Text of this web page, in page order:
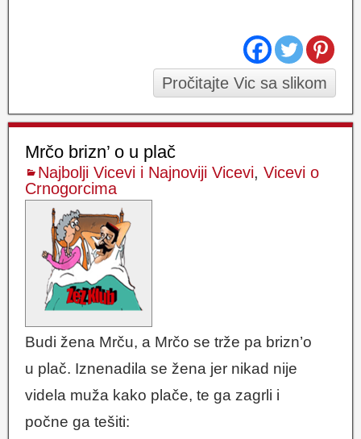
Pročitajte Vic sa slikom
Mrčo brizn’ o u plač
Najbolji Vicevi i Najnoviji Vicevi, Vicevi o
Crnogorcima
Budi žena Mrču, a Mrčo se trže pa brizn’o
u plač. Iznenadila se žena jer nikad nije
videla muža kako plače, te ga zagrli i
počne ga tešiti: